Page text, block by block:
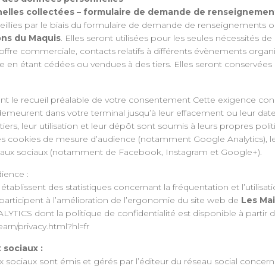
collectées – formulaire de demande de
par le biais du formulaire de demande de renseignements
du Maquis. Elles seront utilisées pour les seules nécessités
commerciale, contacts relatifs à différents évènements
en étant cédées ou vendues à des tiers. Elles seront
le recueil préalable de votre consentement Cette exigence
dans votre terminal jusqu’à leur effacement ou leur
leur utilisation et leur dépôt sont soumis à leurs propres
de mesure d’audience (notamment Google Analytics),
sociaux (notamment de Facebook, Instagram et Google+).
:
des statistiques concernant la fréquentation et
à l’amélioration de l’ergonomie du site web de Les
dont la politique de confidentialité est disponible à partir
privacy.html?hl=fr
sociaux :
sociaux sont émis et gérés par l’éditeur du réseau social